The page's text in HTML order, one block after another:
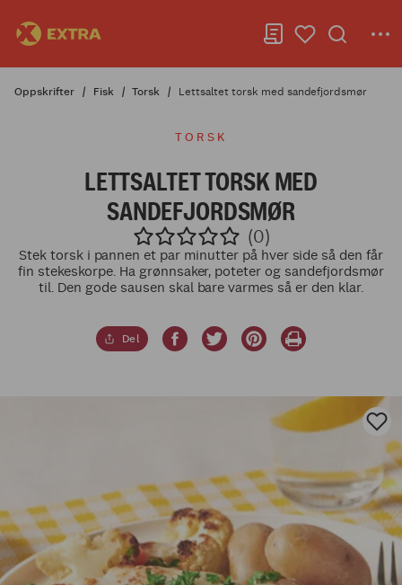
Oppskrifter Fisk Torsk Lettsaltet torsk med sandefjordsmør
TORSK
LETTSALTET TORSK MED
SANDEFJORDSMØR
(0)
Stek torsk i pannen et par minutter på hver side så den får
fin stekeskorpe. Ha grønnsaker, poteter og sandefjordsmør
til. Den gode sausen skal bare varmes så er den klar.
Del